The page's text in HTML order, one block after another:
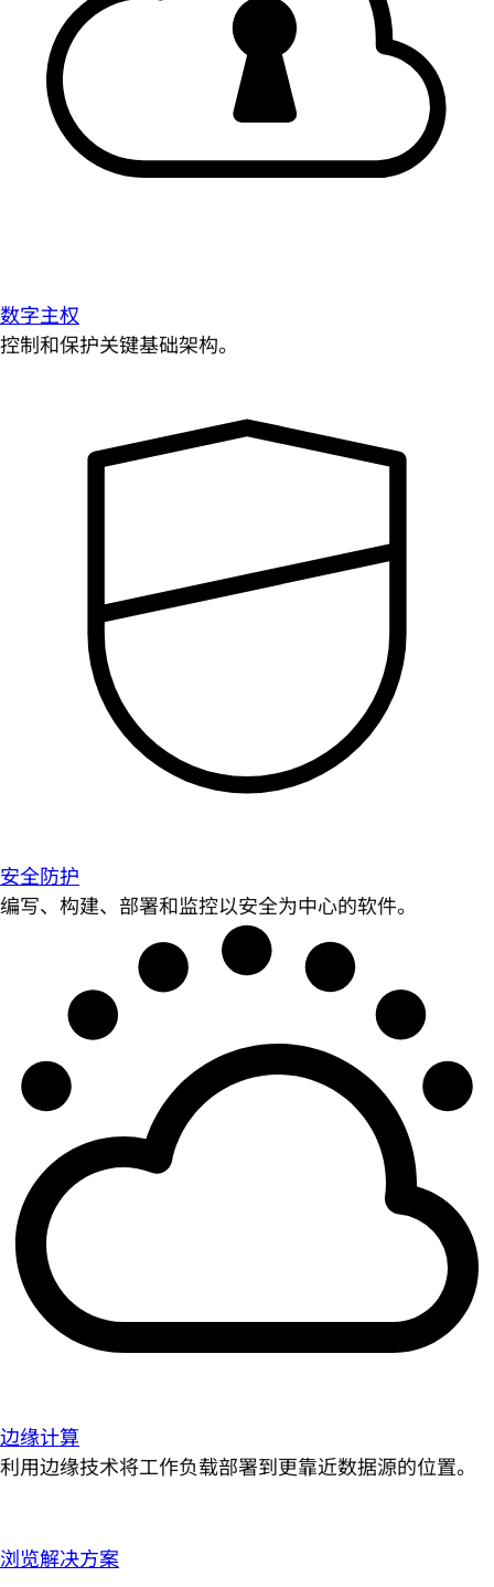
数字主权
控制和保护关键基础架构。
安全防护
编写、构建、部署和监控以安全为中心的软件。
边缘计算
利用边缘技术将工作负载部署到更靠近数据源的位置。
浏览解决方案